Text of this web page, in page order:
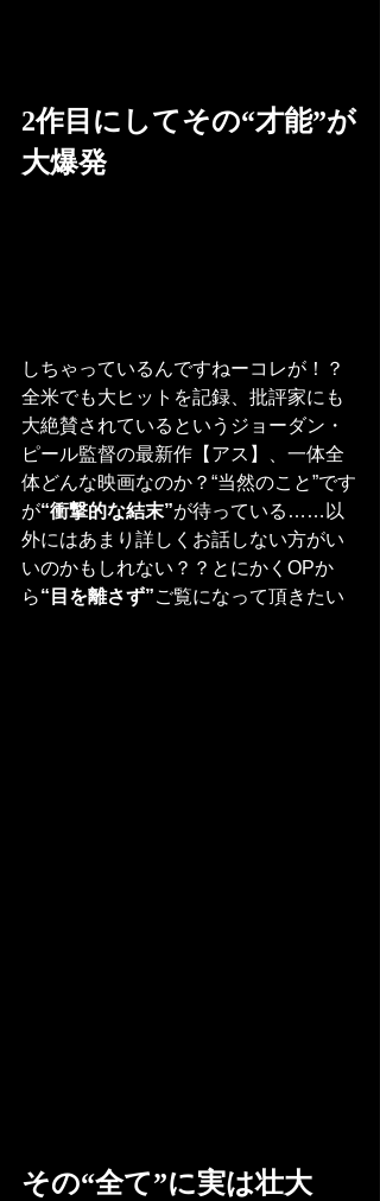
2作目にしてその“才能”が
大爆発
しちゃっているんですねーコレが！？
全米でも大ヒットを記録、批評家にも
大絶賛されているというジョーダン・
ピール監督の最新作【アス】、一体全
体どんな映画なのか？“当然のこと”です
が“衝撃的な結末”が待っている……以
外にはあまり詳しくお話しない方がい
いのかもしれない？？とにかくOPか
ら“目を離さず”ご覧になって頂きたい
その“全て”に実は壮大